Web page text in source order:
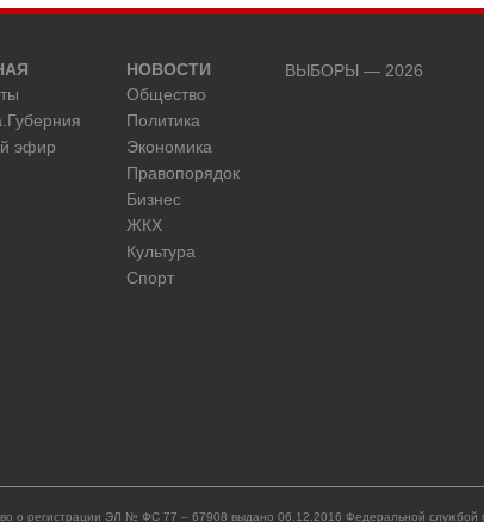
эфир
НОВОСТИ
Общество
Политика
Экономика
Правопорядок
Бизнес
ЖКХ
Культура
Спорт
ВЫБОРЫ — 2026
о регистрации ЭЛ № ФС 77 – 67908 выдано 06.12.2016 Федеральной службой